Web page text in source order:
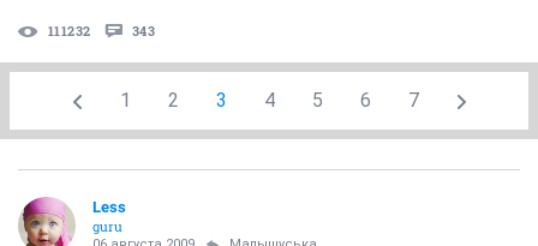
111232 343
1 2 3 4 5 6 7
Less
guru